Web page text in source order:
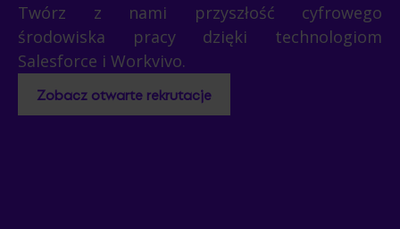
Twórz z nami przyszłość cyfrowego
środowiska pracy dzięki technologiom
Salesforce i Workvivo.
Zobacz otwarte rekrutacje